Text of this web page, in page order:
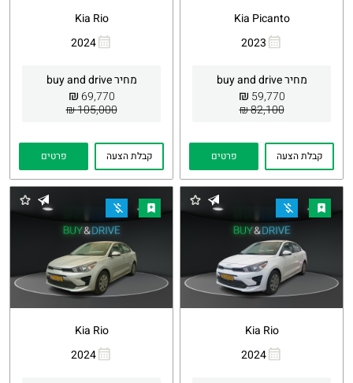
Kia Picanto
2023
מחיר buy and drive
59,770
₪
82,100 ₪
Whatsapp
קבלת הצעה פרטים
Kia Rio
2024
מחיר buy and drive
69,770
₪
105,000 ₪
Whatsapp
קבלת הצעה פרטים
Kia Rio
2024
Whatsapp
Kia Rio
2024
Whatsapp